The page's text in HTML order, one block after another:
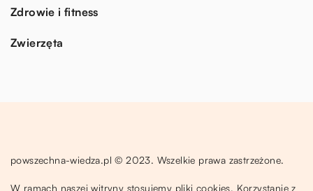
Zdrowie i fitness
Zwierzęta
powszechna-wiedza.pl © 2023. Wszelkie prawa zastrzeżone.
W ramach naszej witryny stosujemy pliki cookies. Korzystanie z